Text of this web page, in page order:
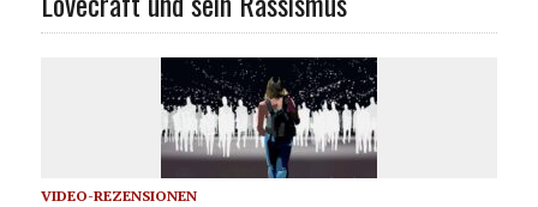
VIDEO-REZENSIONEN